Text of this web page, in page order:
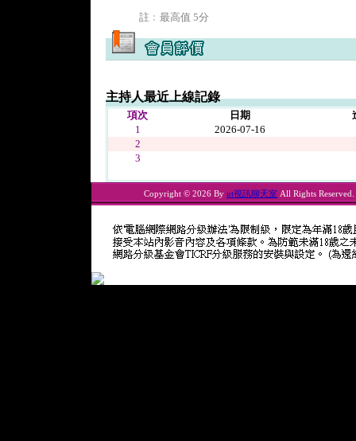
註﹕最高值 5分
主持人最近上線記錄
項次 日期
1
2026-07-16
2
3
Copyright © 2026 By ut視訊聊天室 All Rights Reserved.